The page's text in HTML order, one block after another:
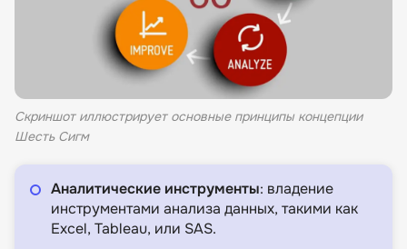
Скриншот иллюстрирует основные принципы концепции
Шесть Сигм
Аналитические инструменты: владение
инструментами анализа данных, такими как
Excel, Tableau, или SAS.